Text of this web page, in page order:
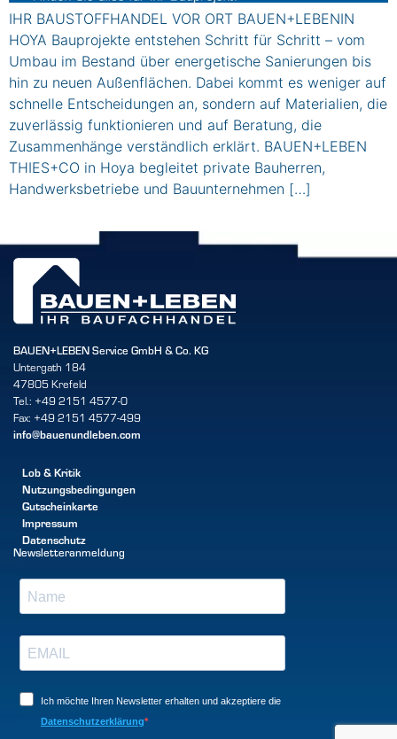
IHR BAUSTOFFHANDEL VOR ORT BAUEN+LEBENIN
HOYA Bauprojekte entstehen Schritt für Schritt – vom
Umbau im Bestand über energetische Sanierungen bis
hin zu neuen Außenflächen. Dabei kommt es weniger auf
schnelle Entscheidungen an, sondern auf Materialien, die
zuverlässig funktionieren und auf Beratung, die
Zusammenhänge verständlich erklärt. BAUEN+LEBEN
THIES+CO in Hoya begleitet private Bauherren,
Handwerksbetriebe und Bauunternehmen […]
BAUEN+LEBEN Service GmbH & Co. KG
Untergath 184
47805 Krefeld
Tel.: +49 2151 4577-0
Fax: +49 2151 4577-499
info@bauenundleben.com
Lob & Kritik
Nutzungsbedingungen
Gutscheinkarte
Impressum
Datenschutz
Newsletteranmeldung
Ich möchte Ihren Newsletter erhalten und akzeptiere die
Datenschutzerklärung